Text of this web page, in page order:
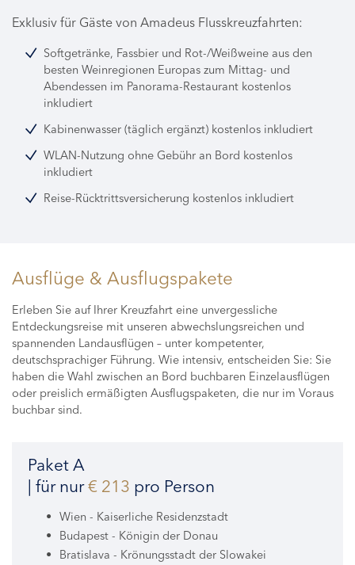
Exklusiv für Gäste von Amadeus Flusskreuzfahrten:
Softgetränke, Fassbier und Rot-/Weißweine aus den
besten Weinregionen Europas zum Mittag- und
Abendessen im Panorama-Restaurant kostenlos
inkludiert
Kabinenwasser (täglich ergänzt) kostenlos inkludiert
WLAN-Nutzung ohne Gebühr an Bord kostenlos
inkludiert
Reise-Rücktrittsversicherung kostenlos inkludiert
Ausflüge & Ausflugspakete
Erleben Sie auf Ihrer Kreuzfahrt eine unvergessliche
Entdeckungsreise mit unseren abwechslungsreichen und
spannenden Landausflügen – unter kompetenter,
deutschsprachiger Führung. Wie intensiv, entscheiden Sie: Sie
haben die Wahl zwischen an Bord buchbaren Einzelausflügen
oder preislich ermäßigten Ausflugspaketen, die nur im Voraus
buchbar sind.
Paket A
| für nur€ 213 pro Person
Wien - Kaiserliche Residenzstadt
Budapest - Königin der Donau
Bratislava - Krönungsstadt der Slowakei